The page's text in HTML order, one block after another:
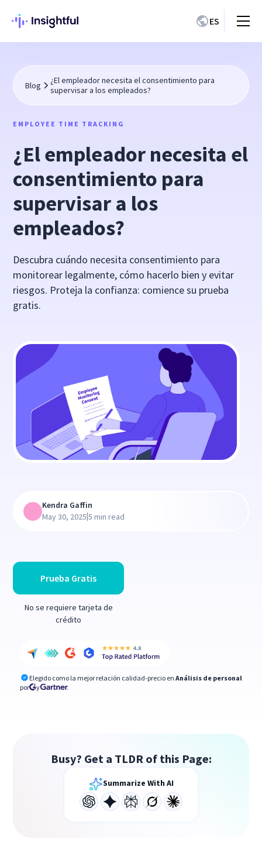
ES
Blog
¿El empleador necesita el consentimiento para
supervisar a los empleados?
EMPLOYEE TIME TRACKING
¿El empleador necesita el
consentimiento para
supervisar a los
empleados?
Descubra cuándo necesita consentimiento para
monitorear legalmente, cómo hacerlo bien y evitar
riesgos. Proteja la confianza: comience su prueba
gratis.
Prueba Gratis
No se requiere tarjeta de
crédito
Elegido como la mejor relación calidad-precio en Análisis de personal
por
y
Kendra Gaffin
May 30, 2025|5 min read
Busy? Get a TLDR of this Page:
Summarize With AI